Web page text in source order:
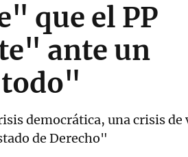
que el PP
ante un
democrática, una crisis de
de Derecho"